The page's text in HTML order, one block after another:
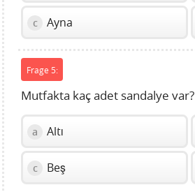
c Ayna
Frage 5:
Mutfakta kaç adet sandalye var?
a Altı
c Beş